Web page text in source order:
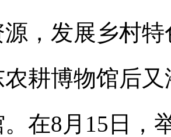
，发展乡村
耕博物馆后
在8月15日，